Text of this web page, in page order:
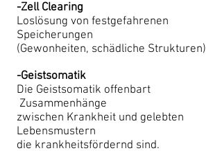
-Zell Clearing
Loslösung von festgefahrenen
Speicherungen
(Gewonheiten, schädliche Strukturen)
-Geistsomatik
Die Geistsomatik offenbart
Zusammenhänge
zwischen Krankheit und gelebten
Lebensmustern
die krankheitsfördernd sind.